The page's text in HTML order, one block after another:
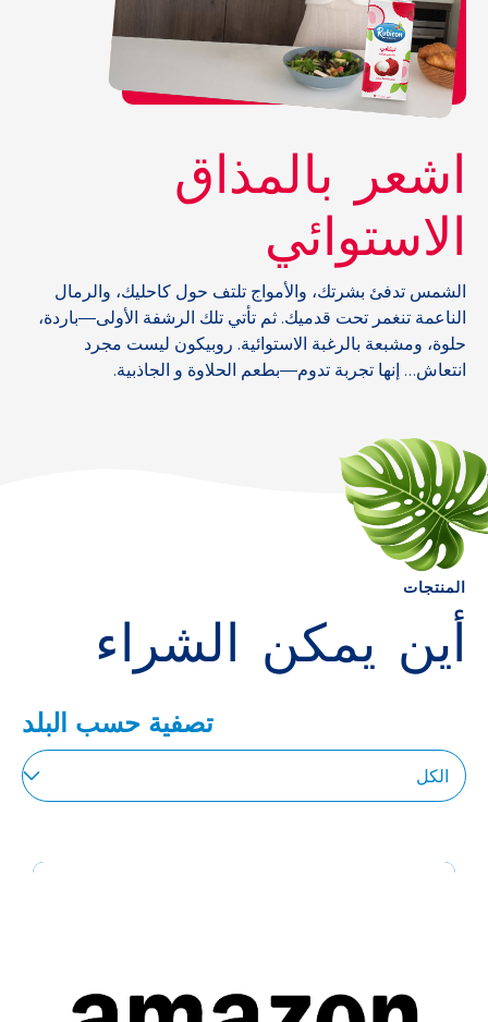
اشعر بالمذاق
الاستوائي
الشمس تدفئ بشرتك، والأمواج تلتف حول كاحليك، والرمال
الناعمة تنغمر تحت قدميك. ثم تأتي تلك الرشفة الأولى—باردة،
حلوة، ومشبعة بالرغبة الاستوائية. روبيكون ليست مجرد
انتعاش… إنها تجربة تدوم—بطعم الحلاوة و الجاذبية.
المنتجات
أين يمكن الشراء
تصفية حسب البلد